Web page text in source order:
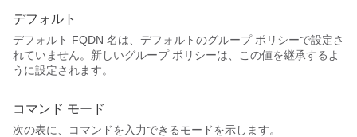
デフォルト
デフォルト FQDN 名は、デフォルトのグループ ポリシーで設定さ
れていません。新しいグループ ポリシーは、この値を継承するよ
うに設定されます。
コマンド モード
次の表に、コマンドを入力できるモードを示します。